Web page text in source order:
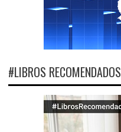
#LIBROS RECOMENDADOS